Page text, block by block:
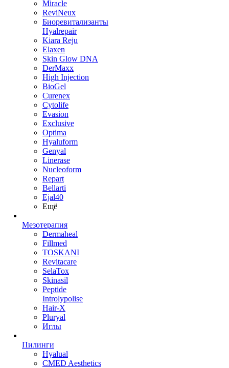
Miracle
ReviNeux
Биоревитализанты
Hyalrepair
Kiara Reju
Elaxen
Skin Glow DNA
DerMaxx
High Injection
BioGel
Curenex
Cytolife
Evasion
Exclusive
Optima
Hyaluform
Genyal
Linerase
Nucleoform
Repart
Bellarti
Ejal40
Ещё
Мезотерапия
Dermaheal
Fillmed
TOSKANI
Revitacare
SelaTox
Skinasil
Peptide
Introlypolise
Hair-X
Pluryal
Иглы
Пилинги
Hyalual
CMED Aesthetics